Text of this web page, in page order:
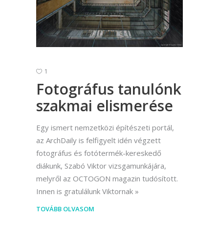
1
Fotográfus tanulónk
szakmai elismerése
Egy ismert nemzetközi építészeti portál,
az ArchDaily is felfigyelt idén végzett
fotográfus és fotótermék-kereskedő
diákunk, Szabó Viktor vizsgamunkájára,
melyről az OCTOGON magazin tudósított.
Innen is gratulálunk Viktornak
TOVÁBB OLVASOM